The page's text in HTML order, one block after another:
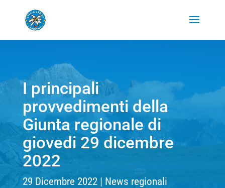
I principali
provvedimenti della
Giunta regionale di
giovedi 29 dicembre
2022
29 Dicembre 2022 News regionali